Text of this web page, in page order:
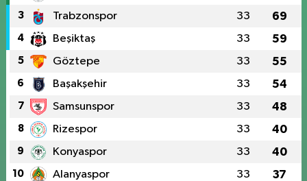
3 Trabzonspor 33 69
4 Beşiktaş 33 59
5 Göztepe 33 55
6 Başakşehir 33 54
7 Samsunspor 33 48
8 Rizespor 33 40
9 Konyaspor 33 40
10 Alanyaspor 33 37